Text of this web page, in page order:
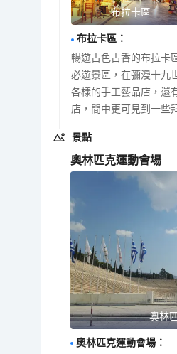
布拉卡區
布拉卡區 ：
暢遊古色古香的布拉卡
必遊景區，在彌漫十九
各樣的手工藝品店，還
店，間中更可見到一些
景點
奧林匹克運動會場
奧林
奧林匹克運動會場 ：